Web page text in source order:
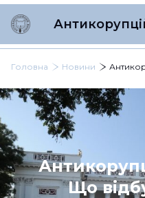
Головна Новини
Що